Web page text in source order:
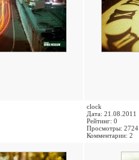
clock
Дата: 21.08.2011
Рейтинг: 0
Просмотры: 2724
Комментарии: 2